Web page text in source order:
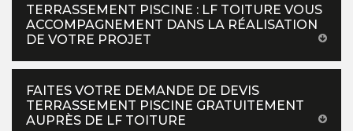
TERRASSEMENT PISCINE : LF TOITURE VOUS
ACCOMPAGNEMENT DANS LA RÉALISATION
DE VOTRE PROJET
FAITES VOTRE DEMANDE DE DEVIS
TERRASSEMENT PISCINE GRATUITEMENT
AUPRÈS DE LF TOITURE